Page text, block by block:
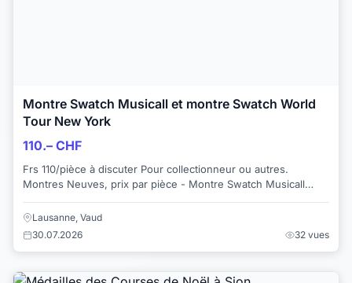
Montre Swatch Musicall et montre Swatch World
Tour New York
110.– CHF
Frs 110/pièce à discuter Pour collectionneur ou autres.
Montres Neuves, prix par pièce - Montre Swatch Musicall
1996, bracelet cuir bleu - Montr...
Lausanne, Vaud
30.07.2026
32 vues